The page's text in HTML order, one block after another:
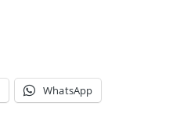
WhatsApp